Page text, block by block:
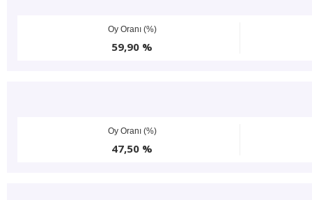
Oy Oranı (%)
59,90 %
Oy Oranı (%)
47,50 %